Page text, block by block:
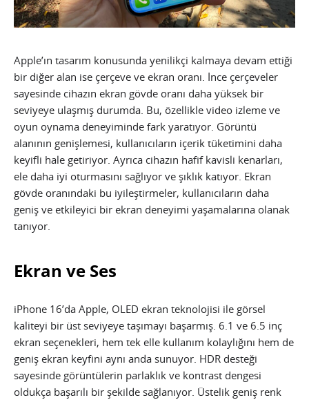
Apple’ın tasarım konusunda yenilikçi kalmaya devam ettiği
bir diğer alan ise çerçeve ve ekran oranı. İnce çerçeveler
sayesinde cihazın ekran gövde oranı daha yüksek bir
seviyeye ulaşmış durumda. Bu, özellikle video izleme ve
oyun oynama deneyiminde fark yaratıyor. Görüntü
alanının genişlemesi, kullanıcıların içerik tüketimini daha
keyifli hale getiriyor. Ayrıca cihazın hafif kavisli kenarları,
ele daha iyi oturmasını sağlıyor ve şıklık katıyor. Ekran
gövde oranındaki bu iyileştirmeler, kullanıcıların daha
geniş ve etkileyici bir ekran deneyimi yaşamalarına olanak
tanıyor.
Ekran ve Ses
iPhone 16’da Apple, OLED ekran teknolojisi ile görsel
kaliteyi bir üst seviyeye taşımayı başarmış. 6.1 ve 6.5 inç
ekran seçenekleri, hem tek elle kullanım kolaylığını hem de
geniş ekran keyfini aynı anda sunuyor. HDR desteği
sayesinde görüntülerin parlaklık ve kontrast dengesi
oldukça başarılı bir şekilde sağlanıyor. Üstelik geniş renk